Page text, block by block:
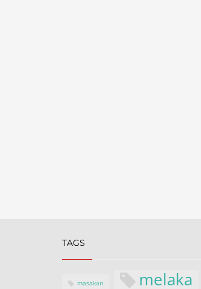
TAGS
masakan melaka